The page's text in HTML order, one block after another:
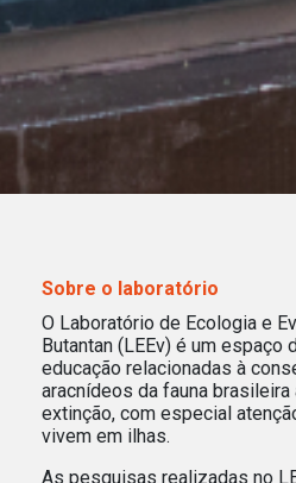
Sobre o laboratório
O Laboratório de Ecologia e
Butantan (LEEv) é um espaço
educação relacionadas à
aracnídeos da fauna
extinção, com especial
vivem em ilhas.
As pesquisas realizadas no